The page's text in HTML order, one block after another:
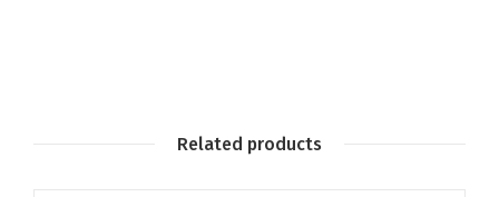
Related products